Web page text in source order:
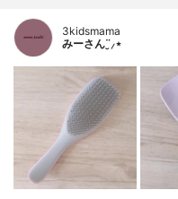
3kidsmama
みーさん¨̮⸝⋆